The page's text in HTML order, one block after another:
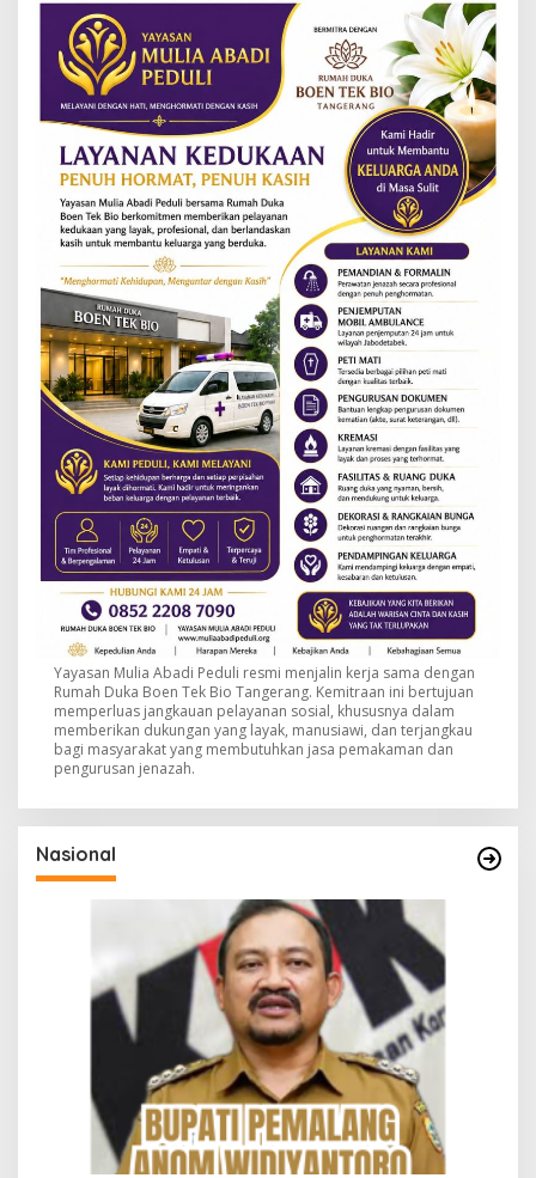
Yayasan Mulia Abadi Peduli resmi menjalin kerja sama dengan
Rumah Duka Boen Tek Bio Tangerang. Kemitraan ini bertujuan
memperluas jangkauan pelayanan sosial, khususnya dalam
memberikan dukungan yang layak, manusiawi, dan terjangkau
bagi masyarakat yang membutuhkan jasa pemakaman dan
pengurusan jenazah.
Nasional